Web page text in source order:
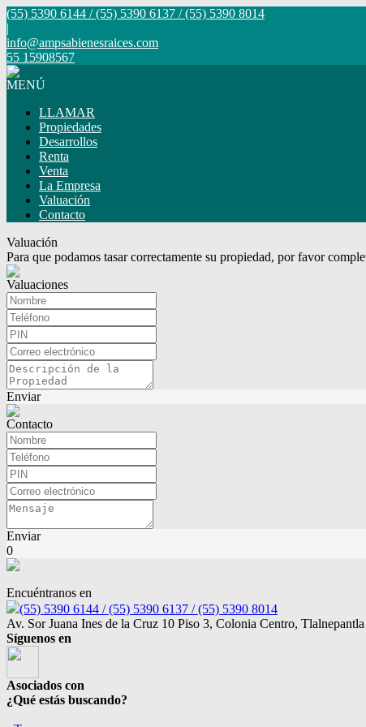
(55) 5390 6144 / (55) 5390 6137 / (55) 5390 8014
|
info@ampsabienesraices.com
55 15908567
MENÚ
LLAMAR
Propiedades
Desarrollos
Renta
Venta
La Empresa
Valuación
Contacto
Valuación
Para que podamos tasar correctamente su propiedad, por favor
Valuaciones
Enviar
Contacto
Enviar
0
Encuéntranos en
(55) 5390 6144 / (55) 5390 6137 / (55) 5390 8014
Av. Sor Juana Ines de la Cruz 10 Piso 3, Colonia Centro,
Síguenos en
Asociados con
¿Qué estás buscando?